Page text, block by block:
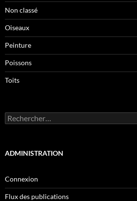
Non classé
Oiseaux
Peinture
Poissons
Toits
Rechercher :
ADMINISTRATION
Connexion
Flux des publications